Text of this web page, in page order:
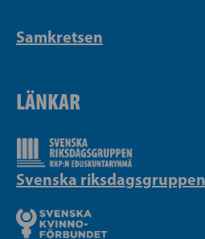
Samkretsen
LÄNKAR
Svenska riksdagsgruppen